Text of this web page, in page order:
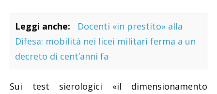
Leggi anche:
Docenti «in prestito» alla
Difesa: mobilità nei licei militari ferma a un
decreto di cent’anni fa
Sui test sierologici «il dimensionamento